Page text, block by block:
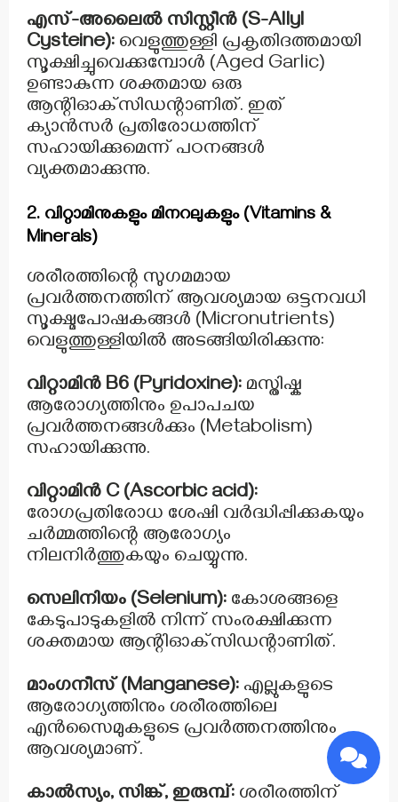
എസ്-അലൈൽ സിസ്റ്റീൻ (S-Allyl
Cysteine): വെളുത്തുള്ളി പ്രകൃതിദത്തമായി
സൂക്ഷിച്ചുവെക്കുമ്പോൾ (Aged Garlic)
ഉണ്ടാകുന്ന ശക്തമായ ഒരു
ആന്റിഓക്‌സിഡന്റാണിത്. ഇത്
ക്യാൻസർ പ്രതിരോധത്തിന്
സഹായിക്കുമെന്ന് പഠനങ്ങൾ
വ്യക്തമാക്കുന്നു.
2. വിറ്റാമിനുകളും മിനറലുകളും (Vitamins &
Minerals)
ശരീരത്തിന്റെ സുഗമമായ
പ്രവർത്തനത്തിന് ആവശ്യമായ ഒട്ടനവധി
സൂക്ഷ്മപോഷകങ്ങൾ (Micronutrients)
വെളുത്തുള്ളിയിൽ അടങ്ങിയിരിക്കുന്നു:
വിറ്റാമിൻ B6 (Pyridoxine): മസ്തിഷ്ക
ആരോഗ്യത്തിനും ഉപാപചയ
പ്രവർത്തനങ്ങൾക്കും (Metabolism)
സഹായിക്കുന്നു.
വിറ്റാമിൻ C (Ascorbic acid):
രോഗപ്രതിരോധ ശേഷി വർദ്ധിപ്പിക്കുകയും
ചർമ്മത്തിന്റെ ആരോഗ്യം
നിലനിർത്തുകയും ചെയ്യുന്നു.
സെലിനിയം (Selenium): കോശങ്ങളെ
കേടുപാടുകളിൽ നിന്ന് സംരക്ഷിക്കുന്ന
ശക്തമായ ആന്റിഓക്‌സിഡന്റാണിത്.
മാംഗനീസ് (Manganese): എല്ലുകളുടെ
ആരോഗ്യത്തിനും ശരീരത്തിലെ
എൻസൈമുകളുടെ പ്രവർത്തനത്തിനും
ആവശ്യമാണ്.
കാൽസ്യം, സിങ്ക്, ഇരുമ്പ്: ശരീരത്തിന്